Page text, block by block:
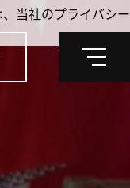
メ
当社のプライバシー